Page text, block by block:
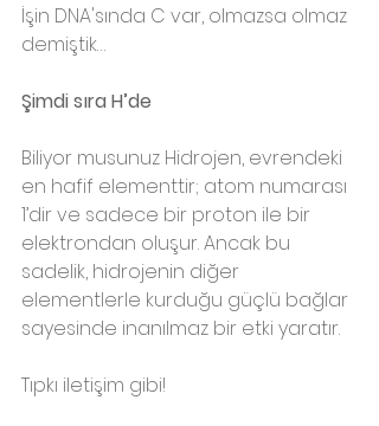
İşin DNA'sında C var, olmazsa olmaz
demiştik…
Şimdi sıra H’de
Biliyor musunuz Hidrojen, evrendeki
en hafif elementtir; atom numarası
1’dir ve sadece bir proton ile bir
elektrondan oluşur. Ancak bu
sadelik, hidrojenin diğer
elementlerle kurduğu güçlü bağlar
sayesinde inanılmaz bir etki yaratır.
Tıpkı iletişim gibi!